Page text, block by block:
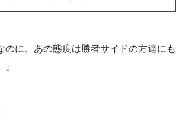
のに、あの態度は勝者サイドの方達にも